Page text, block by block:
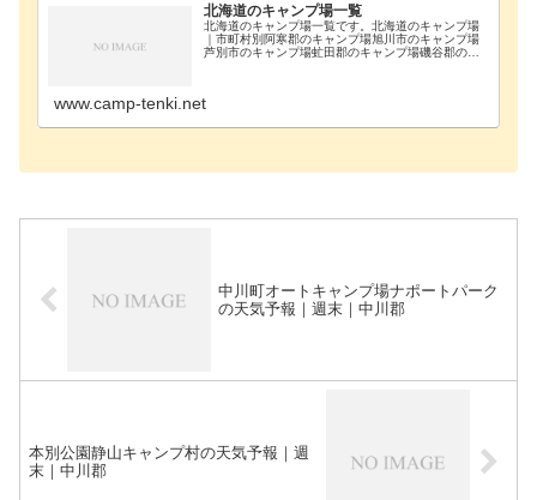
北海道のキャンプ場一覧
北海道のキャンプ場一覧です。北海道のキャンプ場
｜市町村別阿寒郡のキャンプ場旭川市のキャンプ場
芦別市のキャンプ場虻田郡のキャンプ場磯谷郡のキ
www.camp-tenki.net
中川町オートキャンプ場ナポートパーク
の天気予報｜週末｜中川郡
本別公園静山キャンプ村の天気予報｜週
末｜中川郡